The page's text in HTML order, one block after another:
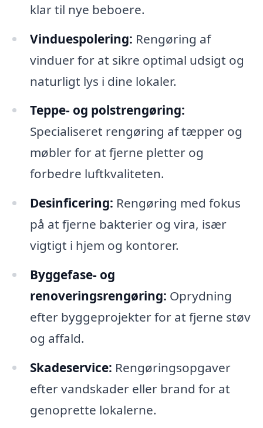
klar til nye beboere.
Vinduespolering: Rengøring af
vinduer for at sikre optimal udsigt og
naturligt lys i dine lokaler.
Teppe- og polstrengøring:
Specialiseret rengøring af tæpper og
møbler for at fjerne pletter og
forbedre luftkvaliteten.
Desinficering: Rengøring med fokus
på at fjerne bakterier og vira, især
vigtigt i hjem og kontorer.
Byggefase- og
renoveringsrengøring: Oprydning
efter byggeprojekter for at fjerne støv
og affald.
Skadeservice: Rengøringsopgaver
efter vandskader eller brand for at
genoprette lokalerne.